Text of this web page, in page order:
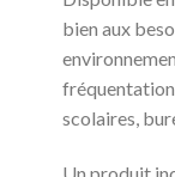
bien aux
scolaires,